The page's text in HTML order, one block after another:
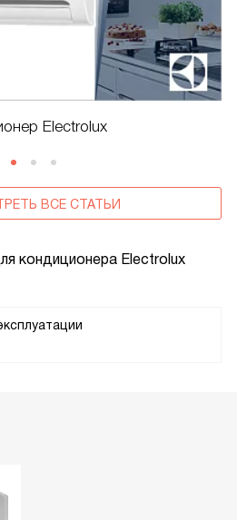
кондиционера Electrolux
Electrolux
ВСЕ СТАТЬИ